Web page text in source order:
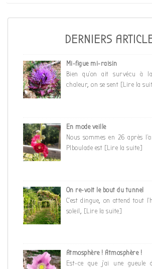
DERNIERS
Mi-figue mi-raisin
Bien qu’on ait survécu à
chaleur, on se sent [Lire la
En mode veille
Nous sommes en 26 après
PIboulade est [Lire la suite]
On re-voit le bout du tunnel
C’est dingue, on attend tout
soleil, [Lire la suite]
Atmosphère ! Atmosphère !
Est-ce que j’ai une gueule